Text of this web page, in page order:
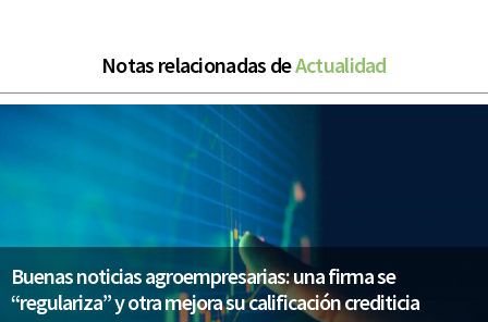
Notas relacionadas deActualidad
Buenas noticias agroempresarias: una firma se
“regulariza” y otra mejora su calificación crediticia